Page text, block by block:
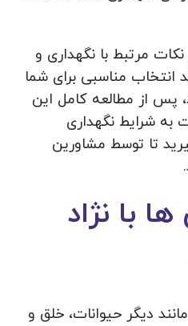
مرتبط با نگهداری و
انتخاب مناسبی برای شما
پس از مطالعه کامل این
شرایط نگهداری
تا توسط مشاورین
با نژاد
دیگر حیوانات، خلق و